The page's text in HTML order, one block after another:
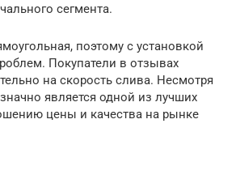
сегмента.
поэтому с установкой
Покупатели в отзывах
на скорость слива. Несмотря
является одной из лучших
цены и качества на рынке